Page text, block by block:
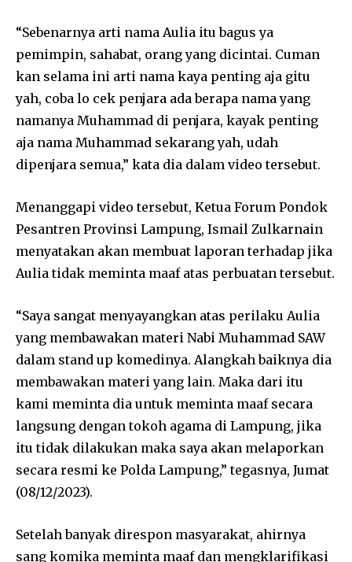
“Sebenarnya arti nama Aulia itu bagus ya
pemimpin, sahabat, orang yang dicintai. Cuman
kan selama ini arti nama kaya penting aja gitu
yah, coba lo cek penjara ada berapa nama yang
namanya Muhammad di penjara, kayak penting
aja nama Muhammad sekarang yah, udah
dipenjara semua,” kata dia dalam video tersebut.
Menanggapi video tersebut, Ketua Forum Pondok
Pesantren Provinsi Lampung, Ismail Zulkarnain
menyatakan akan membuat laporan terhadap jika
Aulia tidak meminta maaf atas perbuatan tersebut.
“Saya sangat menyayangkan atas perilaku Aulia
yang membawakan materi Nabi Muhammad SAW
dalam stand up komedinya. Alangkah baiknya dia
membawakan materi yang lain. Maka dari itu
kami meminta dia untuk meminta maaf secara
langsung dengan tokoh agama di Lampung, jika
itu tidak dilakukan maka saya akan melaporkan
secara resmi ke Polda Lampung,” tegasnya, Jumat
(08/12/2023).
Setelah banyak direspon masyarakat, ahirnya
sang komika meminta maaf dan mengklarifikasi